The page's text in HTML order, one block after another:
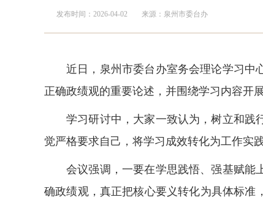
发布时间：2026-04-02 来源：泉州市委台办
近日，泉州市委台办室务会理论学习中
正确政绩观的重要论述，并围绕学习内容开
学习研讨中，大家一致认为，树立和践
觉严格要求自己，将学习成效转化为工作实
会议强调，一要在学思践悟、强基赋能
确政绩观，真正把核心要义转化为具体标准